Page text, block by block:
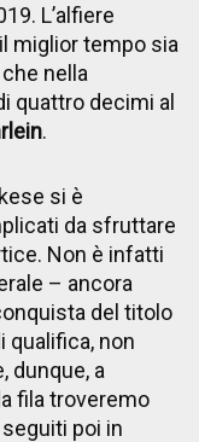
L’alfiere
miglior tempo sia
nella
quattro decimi al
.
si è
da sfruttare
Non è infatti
– ancora
del titolo
qualifica, non
dunque, a
fila troveremo
seguiti poi in